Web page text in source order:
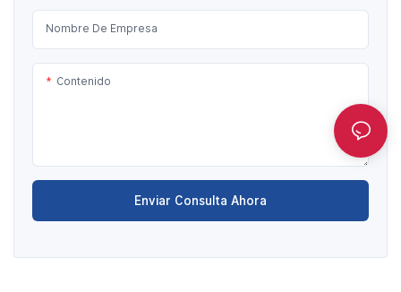
Nombre De Empresa
Contenido
Enviar Consulta Ahora